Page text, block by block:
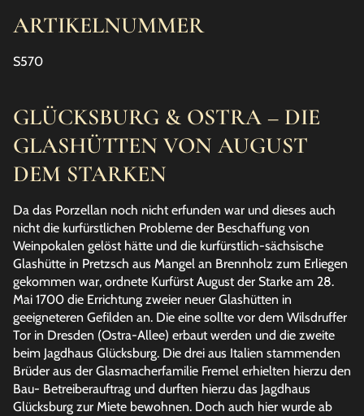
ARTIKELNUMMER
S570
GLÜCKSBURG & OSTRA – DIE
GLASHÜTTEN VON AUGUST
DEM STARKEN
Da das Porzellan noch nicht erfunden war und dieses auch
nicht die kurfürstlichen Probleme der Beschaffung von
Weinpokalen gelöst hätte und die kurfürstlich-sächsische
Glashütte in Pretzsch aus Mangel an Brennholz zum Erliegen
gekommen war, ordnete Kurfürst August der Starke am 28.
Mai 1700 die Errichtung zweier neuer Glashütten in
geeigneteren Gefilden an. Die eine sollte vor dem Wilsdruffer
Tor in Dresden (Ostra-Allee) erbaut werden und die zweite
beim Jagdhaus Glücksburg. Die drei aus Italien stammenden
Brüder aus der Glasmacherfamilie Fremel erhielten hierzu den
Bau- Betreiberauftrag und durften hierzu das Jagdhaus
Glücksburg zur Miete bewohnen. Doch auch hier wurde ab